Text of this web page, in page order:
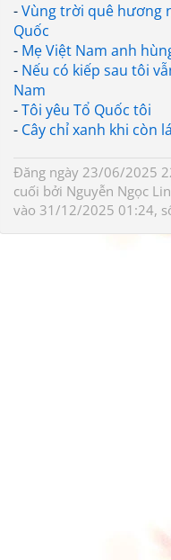
-Vùng trời quê hương
Quốc
- Mẹ Việt Nam anh
- Nếu có kiếp sau tôi
Nam
-Tôi yêu Tổ Quốc tôi
- Cây chỉ xanh khi còn lá
Đăng ngày 23/06/2025
cuối bởi Nguyễn Ngọc
vào 31/12/2025 01:24,